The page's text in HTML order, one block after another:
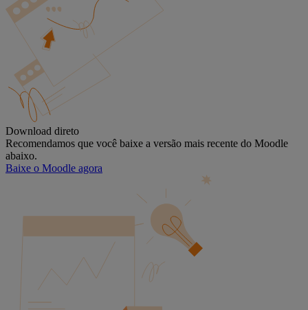
Download direto
Recomendamos que você baixe a versão mais recente do Moodle
abaixo.
Baixe o Moodle agora